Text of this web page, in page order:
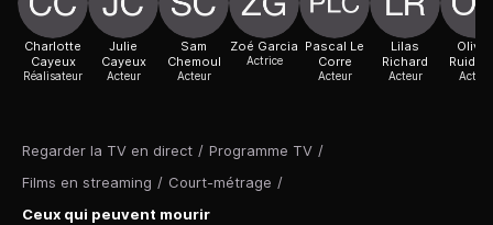
Regarder la TV en direct / Programme TV /
Films en streaming / Court-métrage /
Ceux qui peuvent mourir
Charlotte
Cayeux
Réalisateur
Julie
Cayeux
Acteur
Sam
Chemoul
Acteur
Zoé Garcia
Actrice
Pascal Le
Corre
Acteur
Lilas
Richard
Acteur Acteur